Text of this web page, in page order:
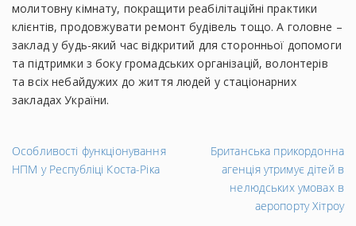
молитовну кімнату, покращити реабілітаційні практики
клієнтів, продовжувати ремонт будівель тощо. А головне –
заклад у будь-який час відкритий для сторонньої допомоги
та підтримки з боку громадських організацій, волонтерів
та всіх небайдужих до життя людей у стаціонарних
закладах України.
←
Попередній
Особливості функціонування
НПМ у Республіці Коста-Ріка
→
Британська прикордонна
агенція утримує дітей в
нелюдських умовах в
аеропорту Хітроу